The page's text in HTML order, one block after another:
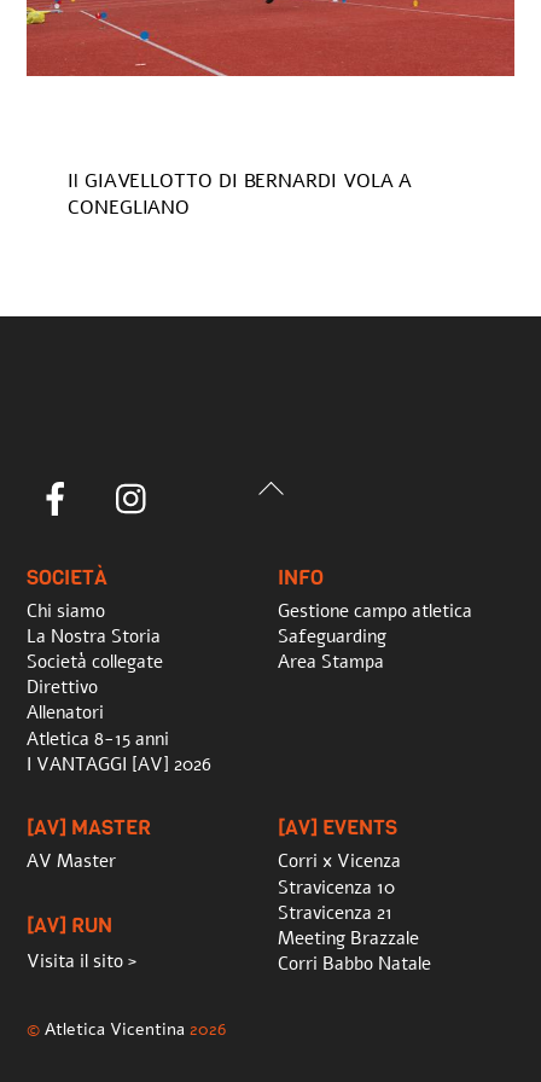
Il GIAVELLOTTO DI BERNARDI VOLA A
CONEGLIANO
Back
Facebook
SOCIETÀ
Chi siamo
La Nostra Storia
Società collegate
Direttivo
Allenatori
Atletica 8-15 anni
I VANTAGGI [AV] 2026
INFO
Gestione campo atletica
Safeguarding
Area Stampa
[AV] MASTER
AV Master
[AV] RUN
Visita il sito >
[AV] EVENTS
Corri x Vicenza
Stravicenza 10
Stravicenza 21
Meeting Brazzale
Corri Babbo Natale
©Atletica Vicentina 2026